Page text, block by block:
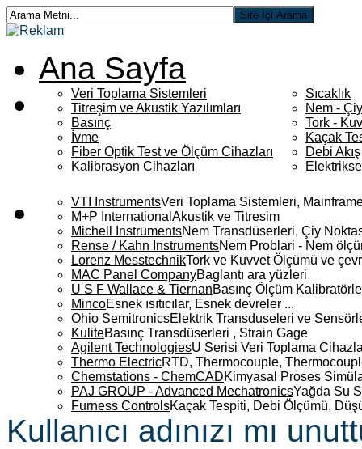
Ana Sayfa
Veri Toplama Sistemleri
Titreşim ve Akustik Yazılımları
Basınç
İvme
Fiber Optik Test ve Ölçüm Cihazları
Kalibrasyon Cihazları
Sıcaklık
Nem -
Tork -
Kaçak
Debi Akış
VTI InstrumentsVeri Toplama Sistemleri,
M+P International Akustik ve Titresim
Michell InstrumentsNem Transdüserleri, Çiy
Rense / Kahn InstrumentsNem Problari - Nem
Lorenz MesstechnikTork ve Kuvvet Ölçümü ve
MAC Panel CompanyBaglantı ara yüzleri
U S F Wallace & TiernanBasınç Ölçüm
MincoEsnek ısıtıcılar, Esnek devreler ...
Ohio SemitronicsElektrik Transduseleri ve
KuliteBasınç Transdüserleri , Strain Gage
Agilent TechnologiesU Serisi Veri Toplama
Thermo ElectricRTD, Thermocouple,
Chemstations - ChemCADKimyasal Proses
PAJ GROUP - Advanced MechatronicsYağda Su
Furness ControlsKaçak Tespiti, Debi Ölçümü,
Kullanıcı adınızı mı